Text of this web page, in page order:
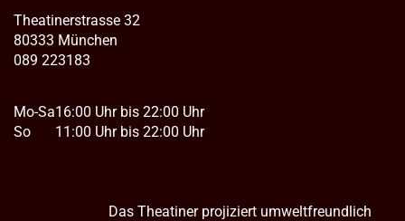
Theatinerstrasse 32
80333 München
089 223183
Mo-Sa
So
16:00 Uhr bis 22:00 Uhr
11:00 Uhr bis 22:00 Uhr
Das Theatiner projiziert umweltfreundlich